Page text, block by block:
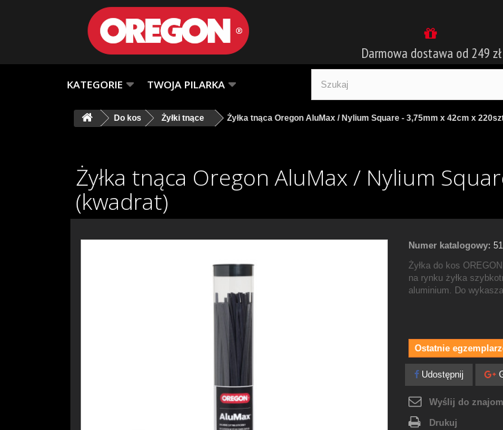
Darmowa dostawa od 249 zł
KATEGORIE TWOJA PILARKA
Do kos Żyłki tnące Żyłka tnąca Oregon AluMax / Nylium Square - 3,75mm x 42cm x
Żyłka tnąca Oregon AluMax / Nylium
(kwadrat)
Numer katalogowy:
Żyłka do kos
na rynku żyłka
aluminium. Do
Ostatnie
Udostępnij
Wyślij do
Drukuj